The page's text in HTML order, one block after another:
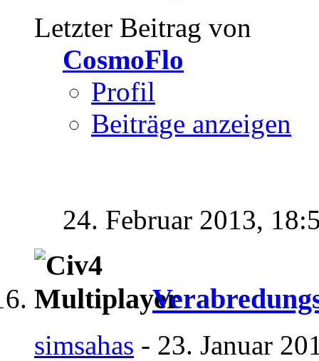
Letzter Beitrag von
CosmoFlo
Profil
Beiträge anzeigen
24. Februar 2013,
simsahas - 23. Januar